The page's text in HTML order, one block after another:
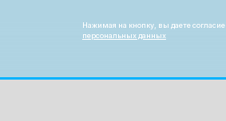
Нажимая на кнопку, вы даете согласие
персональных данных